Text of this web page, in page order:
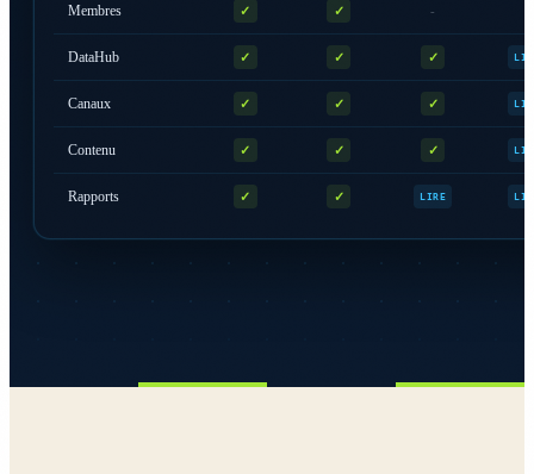
Membres ✓ ✓ -
DataHub ✓ ✓ ✓
Canaux ✓ ✓ ✓
Contenu ✓ ✓ ✓
Rapports ✓ ✓ LIRE